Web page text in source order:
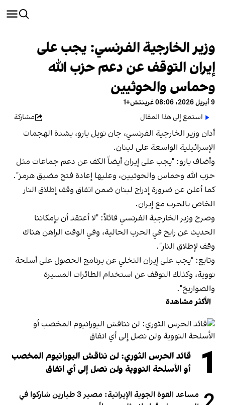
وزير الخارجية الفرنسي: يجب على
إيران التوقف عن دعم حزب الله
وحماس والحوثيين
9 أبريل 2026، 08:06 غرينتش+1
استمع إلى هذا المقال
مشاركة
أدان وزير الخارجية الفرنسي، جان نويل بارو، بشدة الهجمات
الإسرائيلية الواسعة على لبنان.
وأضاف بارو: "يجب على إيران أيضاً الكف عن دعم جماعات مثل
حزب الله وحماس والحوثيين، وعليها إعادة فتح مضيق هرمز".
كما أعلن عن ضرورة إدراج لبنان ضمن اتفاق وقف إطلاق النار
الخاص بالحرب مع إيران.
وصرح وزير الخارجية الفرنسي قائلاً: "لا أعتقد أن بإمكاننا
الحديث عن رابح في الحرب الحالية، وفي الوقت الراهن هناك
وقف لإطلاق النار".
وتابع: "يجب على إيران التخلي عن برنامج الحصول على أسلحة
نووية، وكذلك التوقف عن استخدام الطائرات المسيرة
والصواريخ".
الأكثر مشاهدة
1
قائد الحرس الثوري: لن نناقش اليورانيوم المخصب
أو الأسلحة النووية ولن نصل إلى أي اتفاق
مساعد القوة الجوية الإيرانية: مصير 3 طيارين شاركوا في